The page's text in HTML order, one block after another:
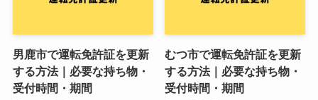
男鹿市で運転免許証を更新
する方法｜必要な持ち物・
受付時間・期間
むつ市で運転免許証を更新
する方法｜必要な持ち物・
受付時間・期間